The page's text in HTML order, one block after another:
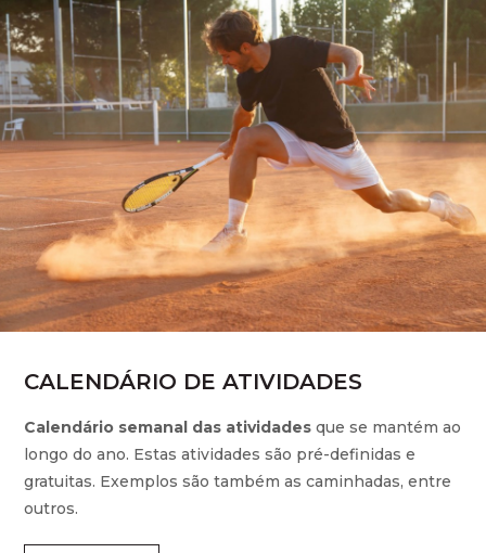
CALENDÁRIO DE ATIVIDADES
Calendário semanal das atividades que se mantém ao
longo do ano. Estas atividades são pré-definidas e
gratuitas. Exemplos são também as caminhadas, entre
outros.